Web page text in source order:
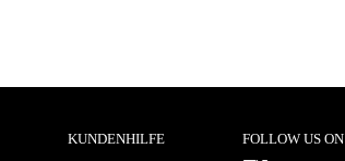
KUNDENHILFE FOLLOW US ON